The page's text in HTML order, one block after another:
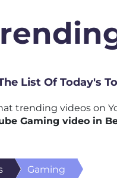
List Of Today's
trending videos on
Gaming video in
Gaming